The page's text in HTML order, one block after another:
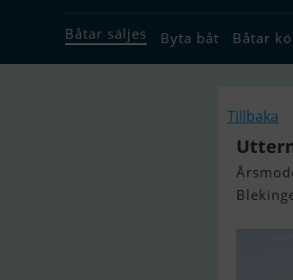
Båtar säljes Byta båt Båtar
Tillbaka